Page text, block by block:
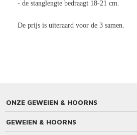
- de stanglengte bedraagt 18-21 cm.
De prijs is uiteraard voor de 3 samen.
ONZE GEWEIEN & HOORNS
GEWEIEN & HOORNS